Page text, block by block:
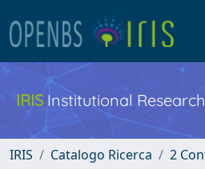
IRIS Institutional
IRIS Catalogo Ricerca 2